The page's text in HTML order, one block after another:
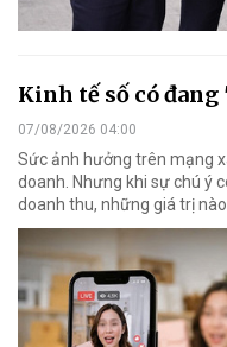
Kinh tế số có
07/08/2026 04:00
Sức ảnh hưởng trên mạng
doanh. Nhưng khi sự chú ý
doanh thu, những giá trị